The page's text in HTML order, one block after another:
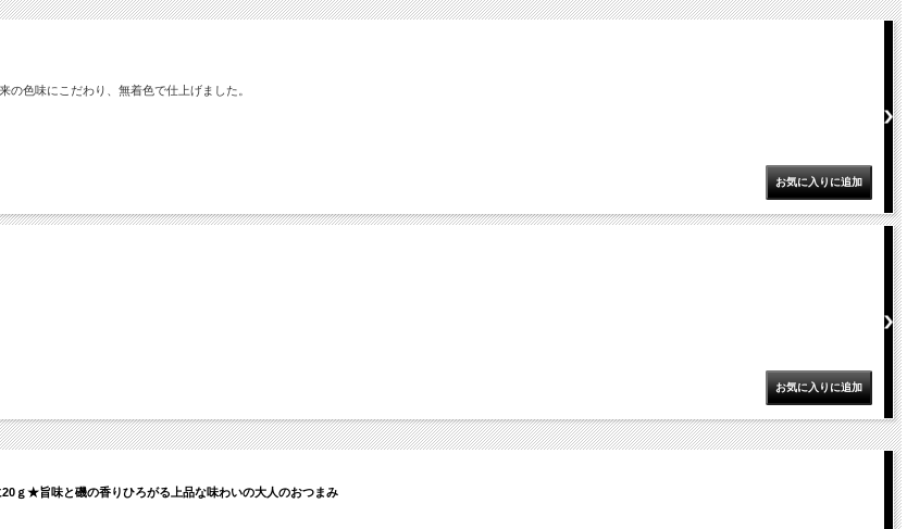
色味にこだわり、無着色で仕上げました。
ｇ★旨味と磯の香りひろがる上品な味わいの大人のおつまみ